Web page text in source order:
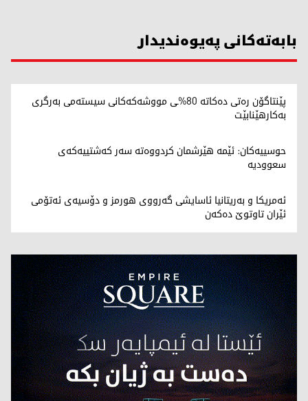
بابەتەکانی پەیوەندیدار
پێنتاگۆن رەتی دەکاتە 80%ـی مووشەکەکانی سیستەمی بەرگری
بەکارهێنابێت
حوسییەکان: ئێمە هێرشمان کردووەتە سەر کەشتییەکەی
سعوودیە
ئەمریکا و بەریتانیا ئاسایشی گەرووی هورمز و دۆسیەی ئەتۆمی
ئێران تاوتوێ دەکەن